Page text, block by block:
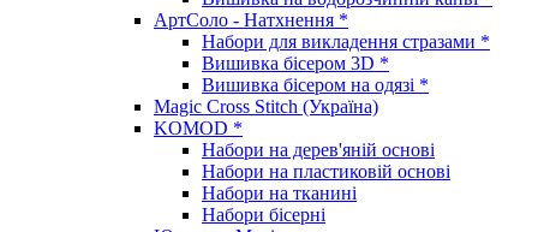
АртСоло - Натхнення *
Набори для викладення стразами *
Вишивка бісером 3D *
Вишивка бісером на одязі *
Magic Cross Stitch (Україна)
KOMOD *
Набори на дерев'яній основі
Набори на пластиковій основі
Набори на тканині
Набори бісерні